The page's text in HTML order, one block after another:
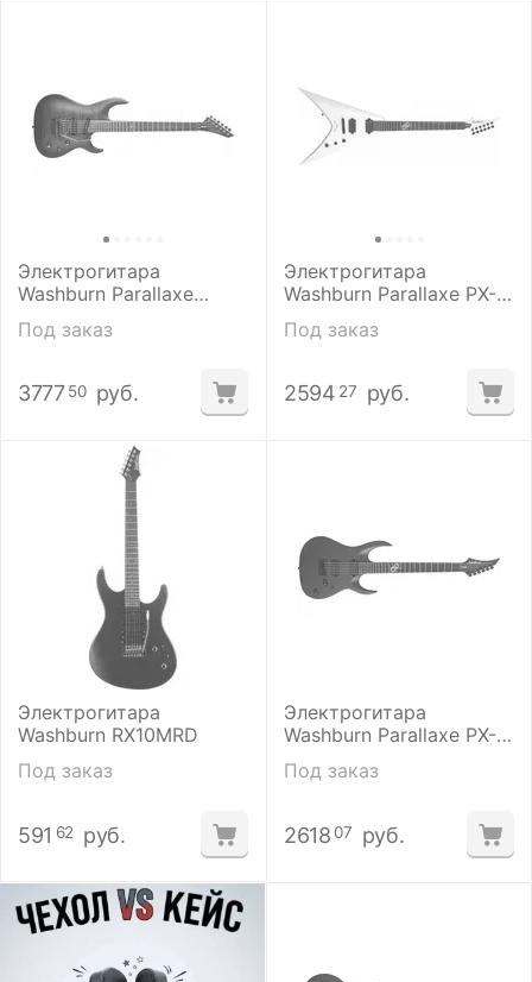
Электрогитара
Washburn Parallaxe
Под заказ
3777 50 руб.
Электрогитара
Washburn Parallaxe PX-
Под заказ
2594 27 руб.
Электрогитара
Washburn RX10MRD
Под заказ
591 62 руб.
Электрогитара
Washburn Parallaxe PX-
SOLAR 160C
Под заказ
2618 07 руб.